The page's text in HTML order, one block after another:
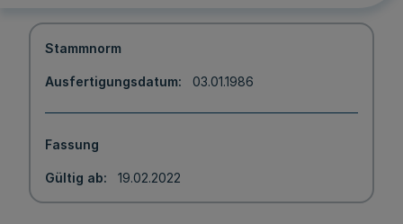
Stammnorm
Ausfertigungsdatum 03.01.1986
Fassung
Gültig ab 19.02.2022